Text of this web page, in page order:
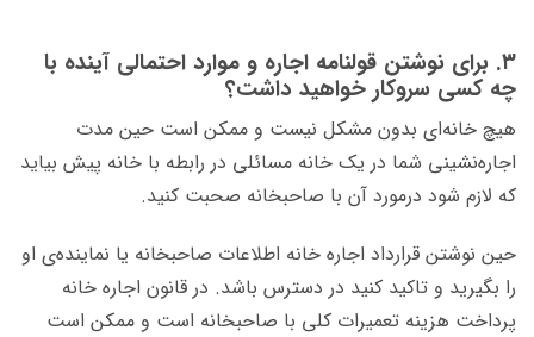
۳. برای نوشتن قولنامه اجاره و موارد احتمالی آینده با
چه کسی سروکار خواهید داشت؟
هیچ خانه‌ای بدون مشکل نیست و ممکن است حین مدت
اجاره‌نشینی شما در یک خانه مسائلی در رابطه با خانه پیش بیاید
که لازم شود درمورد آن با صاحبخانه صحبت کنید.
حین نوشتن قرارداد اجاره خانه اطلاعات صاحبخانه یا نماینده‌ی او
را بگیرید و تاکید کنید در دسترس باشد. در قانون اجاره خانه
پرداخت هزینه تعمیرات کلی با صاحبخانه است و ممکن است